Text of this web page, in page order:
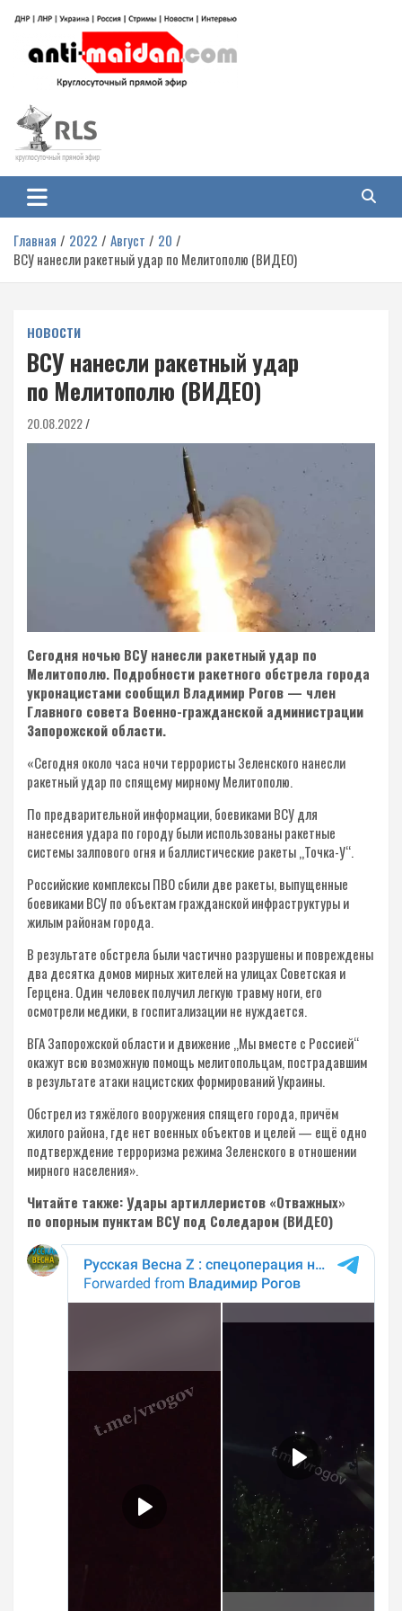
содержимому
Антимайдан: Гражданская война
на Украине
гражданской войне на Украине, включая события в Новороссии, ДНР,
ЛНР и других регионах.
Главная 2022 Август
20
ВСУ нанесли ракетный удар по Мелитополю (ВИДЕО)
НОВОСТИ
ВСУ нанесли ракетный удар
по Мелитополю (ВИДЕО)
20.08.2022
Сегодня ночью ВСУ нанесли ракетный удар по
Мелитополю. Подробности ракетного обстрела города
укронацистами сообщил Владимир Рогов — член
Главного совета Военно-гражданской администрации
Запорожской области.
«Сегодня около часа ночи террористы Зеленского нанесли
ракетный удар по спящему мирному Мелитополю.
По предварительной информации, боевиками ВСУ для
нанесения удара по городу были использованы ракетные
системы залпового огня и баллистические ракеты „Точка-У“.
Российские комплексы ПВО сбили две ракеты, выпущенные
боевиками ВСУ по объектам гражданской инфраструктуры и
жилым районам города.
В результате обстрела были частично разрушены и повреждены
два десятка домов мирных жителей на улицах Советская и
Герцена. Один человек получил легкую травму ноги, его
осмотрели медики, в госпитализации не нуждается.
ВГА Запорожской области и движение „Мы вместе с Россией“
окажут всю возможную помощь мелитопольцам, пострадавшим
в результате атаки нацистских формирований Украины.
Обстрел из тяжёлого вооружения спящего города, причём
жилого района, где нет военных объектов и целей — ещё одно
подтверждение терроризма режима Зеленского в отношении
мирного населения».
Читайте также: Удары артиллеристов «Отважных»
по опорным пунктам ВСУ под Соледаром (ВИДЕО)